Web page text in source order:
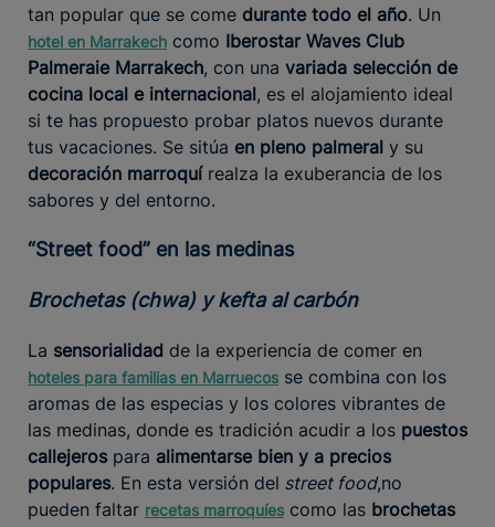
tan popular que se come durante todo el año. Un
hotel en Marrakech como Iberostar Waves Club
Palmeraie Marrakech, con una variada selección de
cocina local e internacional, es el alojamiento ideal
si te has propuesto probar platos nuevos durante
tus vacaciones. Se sitúa en pleno palmeral y su
decoración marroquírealza la exuberancia de los
sabores y del entorno.
“Street food” en las medinas
Brochetas (chwa) y kefta al carbón
La sensorialidad de la experiencia de comer en
hoteles para familias en Marruecos se combina con los
aromas de las especias y los colores vibrantes de
las medinas, donde es tradición acudir a los puestos
callejeros para alimentarse bien y a precios
populares. En esta versión del street food,no
pueden faltar recetas marroquíes como las brochetas